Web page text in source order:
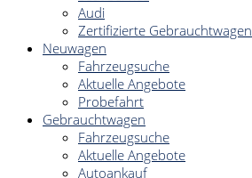
Audi
Zertifizierte Gebrauchtwagen
Neuwagen
Fahrzeugsuche
Aktuelle Angebote
Probefahrt
Gebrauchtwagen
Fahrzeugsuche
Aktuelle Angebote
Autoankauf